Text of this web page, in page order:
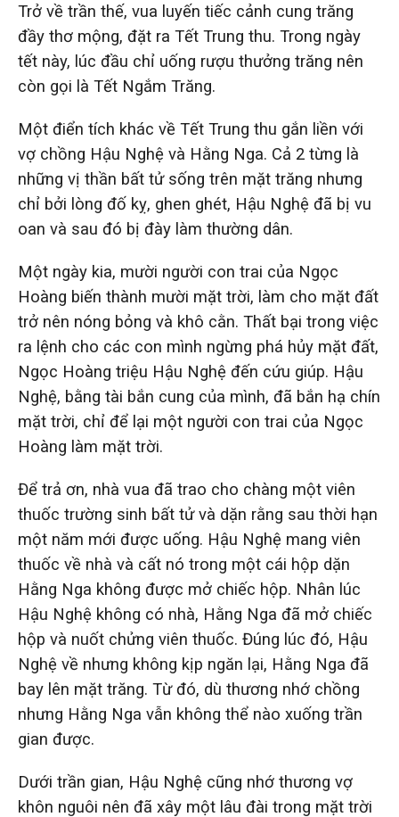
Trở về trần thế, vua luyến tiếc cảnh cung trăng
đầy thơ mộng, đặt ra Tết Trung thu. Trong ngày
tết này, lúc đầu chỉ uống rượu thưởng trăng nên
còn gọi là Tết Ngắm Trăng.
Một điển tích khác về Tết Trung thu gắn liền với
vợ chồng Hậu Nghệ và Hằng Nga. Cả 2 từng là
những vị thần bất tử sống trên mặt trăng nhưng
chỉ bởi lòng đố kỵ, ghen ghét, Hậu Nghệ đã bị vu
oan và sau đó bị đày làm thường dân.
Một ngày kia, mười người con trai của Ngọc
Hoàng biến thành mười mặt trời, làm cho mặt đất
trở nên nóng bỏng và khô cằn. Thất bại trong việc
ra lệnh cho các con mình ngừng phá hủy mặt đất,
Ngọc Hoàng triệu Hậu Nghệ đến cứu giúp. Hậu
Nghệ, bằng tài bắn cung của mình, đã bắn hạ chín
mặt trời, chỉ để lại một người con trai của Ngọc
Hoàng làm mặt trời.
Để trả ơn, nhà vua đã trao cho chàng một viên
thuốc trường sinh bất tử và dặn rằng sau thời hạn
một năm mới được uống. Hậu Nghệ mang viên
thuốc về nhà và cất nó trong một cái hộp dặn
Hằng Nga không được mở chiếc hộp. Nhân lúc
Hậu Nghệ không có nhà, Hằng Nga đã mở chiếc
hộp và nuốt chửng viên thuốc. Đúng lúc đó, Hậu
Nghệ về nhưng không kịp ngăn lại, Hằng Nga đã
bay lên mặt trăng. Từ đó, dù thương nhớ chồng
nhưng Hằng Nga vẫn không thể nào xuống trần
gian được.
Dưới trần gian, Hậu Nghệ cũng nhớ thương vợ
khôn nguôi nên đã xây một lâu đài trong mặt trời